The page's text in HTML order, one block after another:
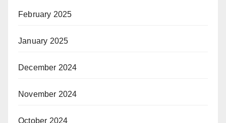
February 2025
January 2025
December 2024
November 2024
October 2024